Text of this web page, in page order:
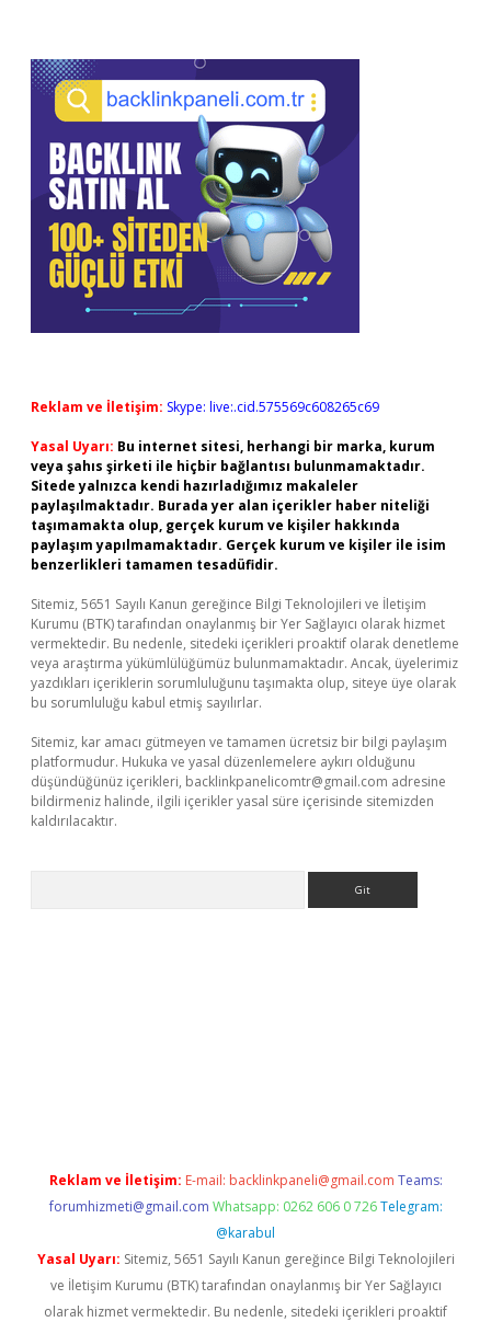
Reklam ve İletişim: Skype: live:.cid.575569c608265c69
Yasal Uyarı: Bu internet sitesi, herhangi bir marka, kurum
veya şahıs şirketi ile hiçbir bağlantısı bulunmamaktadır.
Sitede yalnızca kendi hazırladığımız makaleler
paylaşılmaktadır. Burada yer alan içerikler haber niteliği
taşımamakta olup, gerçek kurum ve kişiler hakkında
paylaşım yapılmamaktadır. Gerçek kurum ve kişiler ile isim
benzerlikleri tamamen tesadüfidir.
Sitemiz, 5651 Sayılı Kanun gereğince Bilgi Teknolojileri ve İletişim
Kurumu (BTK) tarafından onaylanmış bir Yer Sağlayıcı olarak hizmet
vermektedir. Bu nedenle, sitedeki içerikleri proaktif olarak denetleme
veya araştırma yükümlülüğümüz bulunmamaktadır. Ancak, üyelerimiz
yazdıkları içeriklerin sorumluluğunu taşımakta olup, siteye üye olarak
bu sorumluluğu kabul etmiş sayılırlar.
Sitemiz, kar amacı gütmeyen ve tamamen ücretsiz bir bilgi paylaşım
platformudur. Hukuka ve yasal düzenlemelere aykırı olduğunu
düşündüğünüz içerikleri, backlinkpanelicomtr@gmail.com adresine
bildirmeniz halinde, ilgili içerikler yasal süre içerisinde sitemizden
kaldırılacaktır.
Reklam ve İletişim: E-mail: backlinkpaneli@gmail.com Teams:
forumhizmeti@gmail.com Whatsapp: 0262 606 0 726 Telegram:
@karabul
Yasal Uyarı: Sitemiz, 5651 Sayılı Kanun gereğince Bilgi Teknolojileri
ve İletişim Kurumu (BTK) tarafından onaylanmış bir Yer Sağlayıcı
olarak hizmet vermektedir. Bu nedenle, sitedeki içerikleri proaktif